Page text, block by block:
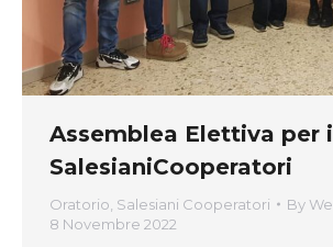
Assemblea Elettiva per i
SalesianiCooperatori
Oratorio Salesiani Cooperatori By
8 Novembre 2022